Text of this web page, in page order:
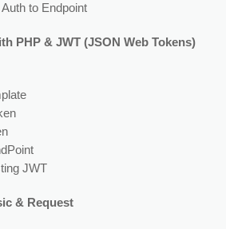
to Endpoint
PHP & JWT (JSON Web Tokens)
JWT
& Request